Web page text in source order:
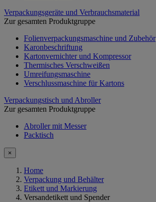
Verpackungsgeräte und Verbrauchsmaterial
Zur gesamten Produktgruppe
Folienverpackungsmaschine und Zubehör
Karonbeschriftung
Kartonvernichter und Kompressor
Thermisches Verschweißen
Umreifungsmaschine
Verschlussmaschine für Kartons
Verpackungstisch und Abroller
Zur gesamten Produktgruppe
Abroller mit Messer
Packtisch
×
Home
Verpackung und Behälter
Etikett und Markierung
Versandetikett und Spender